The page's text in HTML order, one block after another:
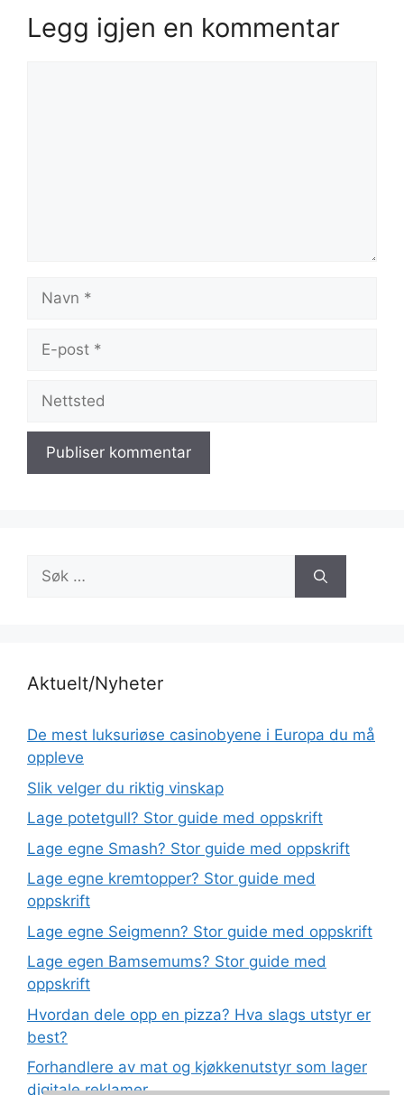
Legg igjen en kommentar
Navn
Nettsted
Søk
etter:
Aktuelt/Nyheter
De mest luksuriøse casinobyene i Europa du må
oppleve
Slik velger du riktig vinskap
Lage potetgull? Stor guide med oppskrift
Lage egne Smash? Stor guide med oppskrift
Lage egne kremtopper? Stor guide med
oppskrift
Lage egne Seigmenn? Stor guide med oppskrift
Lage egen Bamsemums? Stor guide med
oppskrift
Hvordan dele opp en pizza? Hva slags utstyr er
best?
Forhandlere av mat og kjøkkenutstyr som lager
digitale reklamer